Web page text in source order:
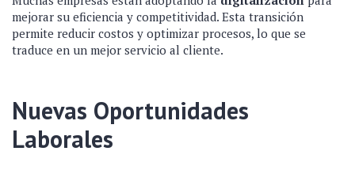
mejorar su eficiencia y competitividad. Esta transición
permite reducir costos y optimizar procesos, lo que se
traduce en un mejor servicio al cliente.
Nuevas Oportunidades
Laborales